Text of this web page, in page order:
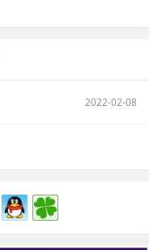
2022-02-08